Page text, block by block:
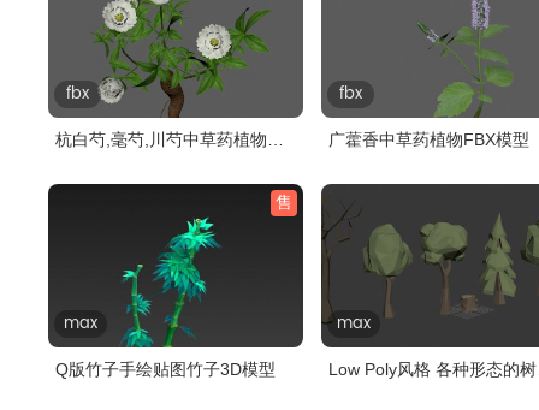
fbx
杭白芍,毫芍,川芍中草药植物
fbx
广藿香中草药植物FBX模型
售
max
Q版竹子手绘贴图竹子3D模型
max
Low Poly风格 各种形态的